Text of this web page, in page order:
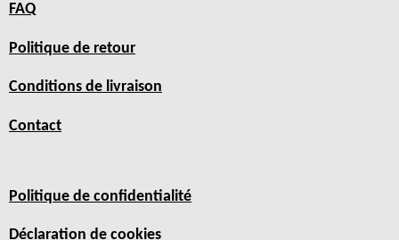
FAQ
Politique de retour
Conditions de livraison
Contact
Politique de confidentialité
Déclaration de cookies